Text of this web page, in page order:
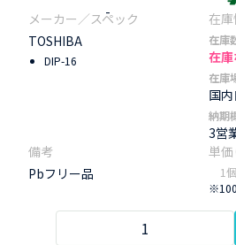
-
TOSHIBA
DIP-16
在庫
在
在庫
国
納期
3営
Pbフリー品 1